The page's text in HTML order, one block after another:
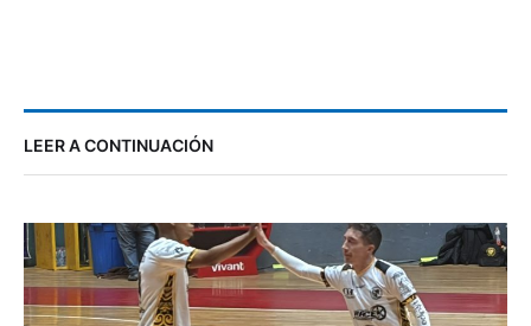
LEER A CONTINUACIÓN